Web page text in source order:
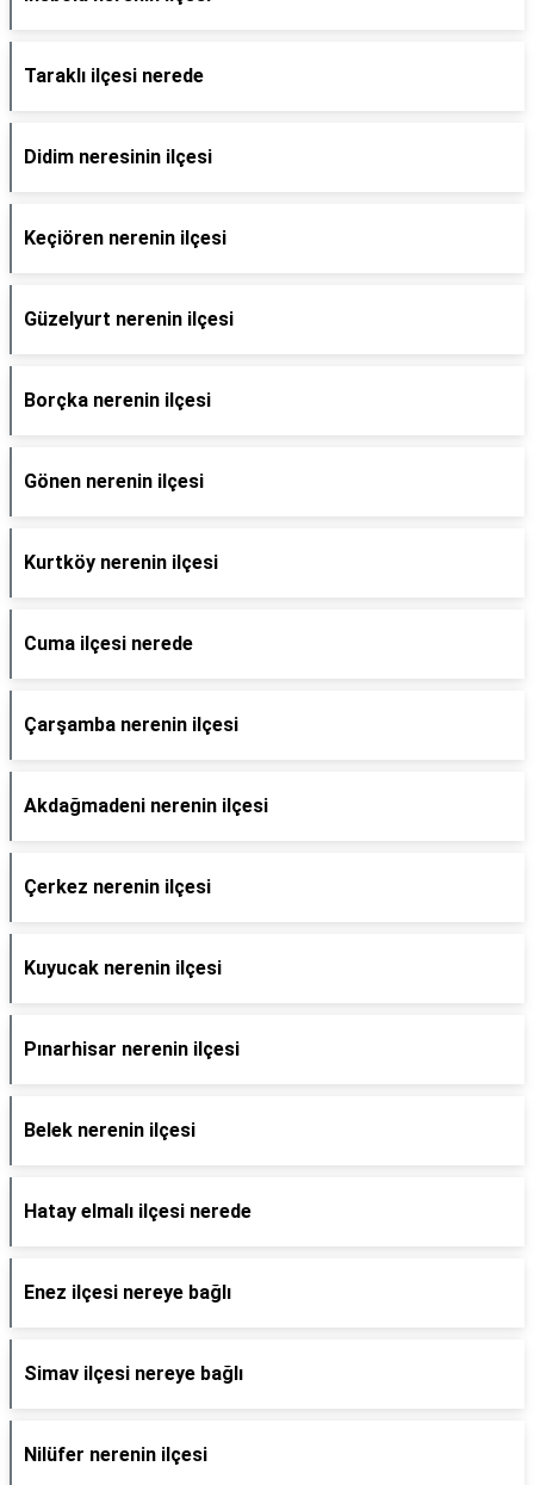
Taraklı ilçesi nerede
Didim neresinin ilçesi
Keçiören nerenin ilçesi
Güzelyurt nerenin ilçesi
Borçka nerenin ilçesi
Gönen nerenin ilçesi
Kurtköy nerenin ilçesi
Cuma ilçesi nerede
Çarşamba nerenin ilçesi
Akdağmadeni nerenin ilçesi
Çerkez nerenin ilçesi
Kuyucak nerenin ilçesi
Pınarhisar nerenin ilçesi
Belek nerenin ilçesi
Hatay elmalı ilçesi nerede
Enez ilçesi nereye bağlı
Simav ilçesi nereye bağlı
Nilüfer nerenin ilçesi